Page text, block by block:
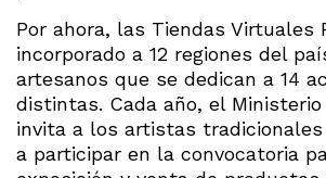
Por ahora, las Tiendas Virtuales
incorporado a 12 regiones del
artesanos que se dedican a 14
distintas. Cada año, el
invita a los artistas
a participar en la convocatoria